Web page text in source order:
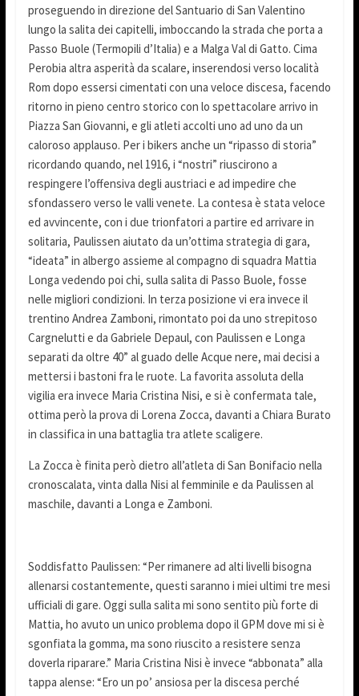
proseguendo in direzione del Santuario di San Valentino
lungo la salita dei capitelli, imboccando la strada che porta a
Passo Buole (Termopili d’Italia) e a Malga Val di Gatto. Cima
Perobia altra asperità da scalare, inserendosi verso località
Rom dopo essersi cimentati con una veloce discesa, facendo
ritorno in pieno centro storico con lo spettacolare arrivo in
Piazza San Giovanni, e gli atleti accolti uno ad uno da un
caloroso applauso. Per i bikers anche un “ripasso di storia”
ricordando quando, nel 1916, i “nostri” riuscirono a
respingere l’offensiva degli austriaci e ad impedire che
sfondassero verso le valli venete. La contesa è stata veloce
ed avvincente, con i due trionfatori a partire ed arrivare in
solitaria, Paulissen aiutato da un’ottima strategia di gara,
“ideata” in albergo assieme al compagno di squadra Mattia
Longa vedendo poi chi, sulla salita di Passo Buole, fosse
nelle migliori condizioni. In terza posizione vi era invece il
trentino Andrea Zamboni, rimontato poi da uno strepitoso
Cargnelutti e da Gabriele Depaul, con Paulissen e Longa
separati da oltre 40” al guado delle Acque nere, mai decisi a
mettersi i bastoni fra le ruote. La favorita assoluta della
vigilia era invece Maria Cristina Nisi, e si è confermata tale,
ottima però la prova di Lorena Zocca, davanti a Chiara Burato
in classifica in una battaglia tra atlete scaligere.
La Zocca è finita però dietro all’atleta di San Bonifacio nella
cronoscalata, vinta dalla Nisi al femminile e da Paulissen al
maschile, davanti a Longa e Zamboni.
Soddisfatto Paulissen: “Per rimanere ad alti livelli bisogna
allenarsi costantemente, questi saranno i miei ultimi tre mesi
ufficiali di gare. Oggi sulla salita mi sono sentito più forte di
Mattia, ho avuto un unico problema dopo il GPM dove mi si è
sgonfiata la gomma, ma sono riuscito a resistere senza
doverla riparare.” Maria Cristina Nisi è invece “abbonata” alla
tappa alense: “Ero un po’ ansiosa per la discesa perché